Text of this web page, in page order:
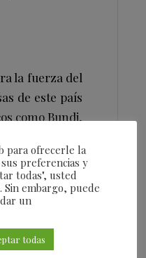
la fuerza del
de este país
como Bundi,
verano y las
de confort y
para ofrecerle la
preferencias y
todas", usted
Sin embargo, puede
un
todas